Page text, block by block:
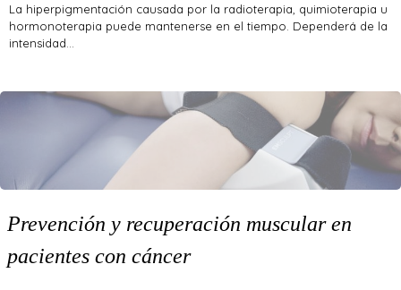
La hiperpigmentación causada por la radioterapia, quimioterapia u
hormonoterapia puede mantenerse en el tiempo. Dependerá de la
intensidad…
Prevención y recuperación muscular en
pacientes con cáncer